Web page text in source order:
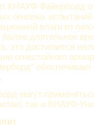
КНАУФ-Файерборд
огневых
влаги из
более длительное
это достигается
огнестойкого
могут
так и КНАУФ-